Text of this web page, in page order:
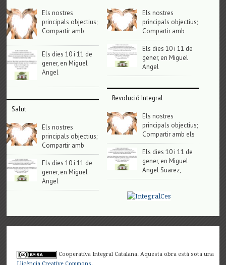
Els nostres
principals objectius;
Compartir amb
Els dies 10 i 11 de
gener, en Miguel
Angel
Salut
Els nostres
principals objectius;
Compartir amb
Els dies 10 i 11 de
gener, en Miguel
Angel
Els nostres
principals objectius;
Compartir amb
Els dies 10 i 11 de
gener, en Miguel
Angel
Revolució Integral
Els nostres
principals objectius;
Compartir amb els
Els dies 10 i 11 de
gener, en Miguel
Angel Suarez,
Cooperativa Integral Catalana. Aquesta obra està sota una